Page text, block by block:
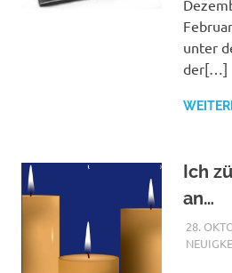
unter
der[…]
Ich
an…
28.